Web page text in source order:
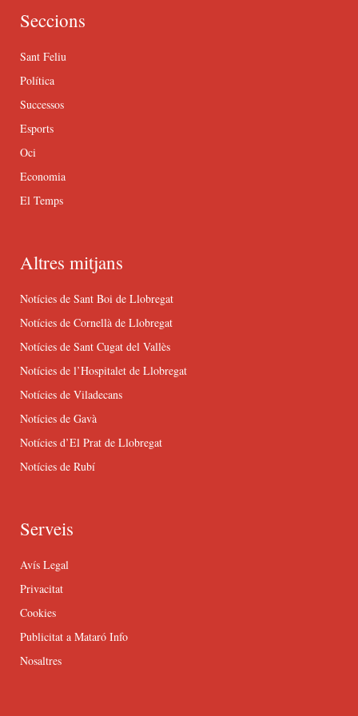
Seccions
Sant Feliu
Política
Successos
Esports
Oci
Economia
El Temps
Altres mitjans
Notícies de Sant Boi de Llobregat
Notícies de Cornellà de Llobregat
Notícies de Sant Cugat del Vallès
Notícies de l’Hospitalet de Llobregat
Notícies de Viladecans
Notícies de Gavà
Notícies d’El Prat de Llobregat
Notícies de Rubí
Serveis
Avís Legal
Privacitat
Cookies
Publicitat a Mataró Info
Nosaltres